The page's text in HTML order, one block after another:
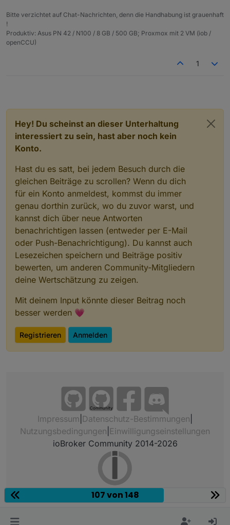
Bitte verzichtet auf Chat-Nachrichten, denn die Handhabung ist grauenhaft
!
Produktiv: Asus PN 42 / N100 / 8 GB / 500 GB; Proxmox mit 2 VM (iob /
openCCU)
1
Hey! Du scheinst an dieser Unterhaltung
interessiert zu sein, hast aber noch kein
Konto.
Hast du es satt, bei jedem Besuch durch die
gleichen Beiträge zu scrollen? Wenn du dich
für ein Konto anmeldest, kommst du immer
genau dorthin zurück, wo du zuvor warst, und
kannst dich über neue Antworten
benachrichtigen lassen (entweder per E-Mail
oder Push-Benachrichtigung). Du kannst auch
Lesezeichen speichern und Beiträge positiv
bewerten, um anderen Community-Mitgliedern
deine Wertschätzung zu zeigen.
Mit deinem Input könnte dieser Beitrag noch
besser werden 💗
Registrieren Anmelden
Community
Impressum Datenschutz-Bestimmungen
Nutzungsbedingungen Einwilligungseinstellungen
ioBroker Community 2014-2026
107 von 148